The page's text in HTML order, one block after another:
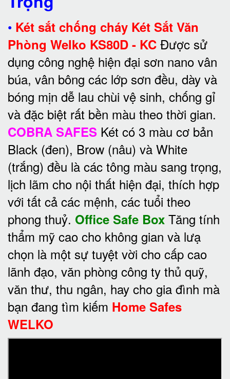
• Két sắt chống cháy Két Sắt Văn
Phòng Welko KS80D - KC Được sử
dụng công nghệ hiện đại sơn nano vân
búa, vân bông các lớp sơn đều, dày và
bóng mịn dễ lau chùi vệ sinh, chống gỉ
và đặc biệt rất bền màu theo thời gian.
COBRA SAFES Két có 3 màu cơ bản
Black (đen), Brow (nâu) và White
(trắng) đều là các tông màu sang trọng,
lịch lãm cho nội thất hiện đại, thích hợp
với tất cả các mệnh, các tuổi theo
phong thuỷ. Office Safe Box Tăng tính
thẩm mỹ cao cho không gian và lưạ
chọn là một sự tuyệt vời cho cấp cao
lãnh đạo, văn phòng công ty thủ quỹ,
văn thư, thu ngân, hay cho gia đình mà
bạn đang tìm kiếm Home Safes
WELKO